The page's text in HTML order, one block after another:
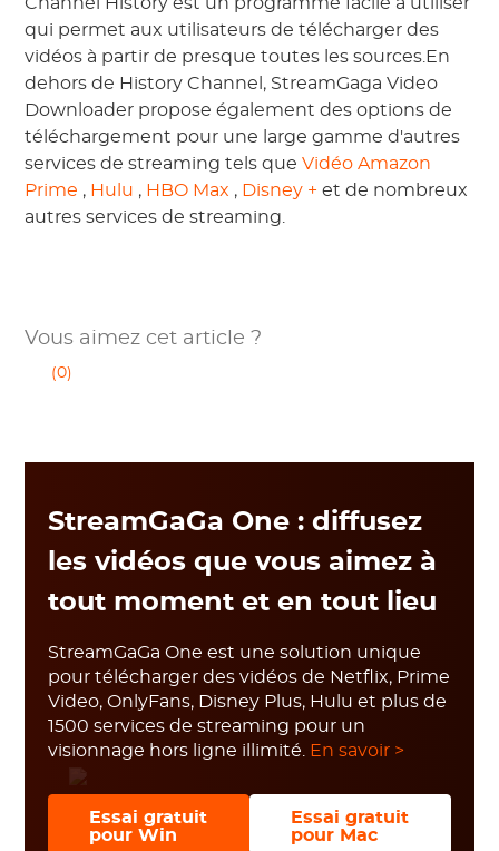
qui permet aux utilisateurs de télécharger des
vidéos à partir de presque toutes les sources.En
dehors de History Channel, StreamGaga Video
Downloader propose également des options de
téléchargement pour une large gamme d'autres
services de streaming tels queVidéo Amazon
Prime , Hulu , HBO Max , Disney +et de nombreux
autres services de streaming.
Vous aimez cet article ?
(0)
StreamGaGa One : diffusez
les vidéos que vous aimez à
tout moment et en tout lieu
StreamGaGa One est une solution unique
pour télécharger des vidéos de Netflix, Prime
Video, OnlyFans, Disney Plus, Hulu et plus de
1500 services de streaming pour un
visionnage hors ligne illimité.
En savoir >
Essai gratuit
pour Win
Essai gratuit
pour Mac